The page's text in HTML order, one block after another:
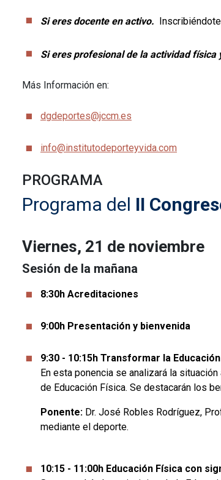
Si eres docente en activo. Inscribiéndote
Si eres profesional de la actividad física
Más Información en:
dgdeportes@jccm.es
info@institutodeporteyvida.com
PROGRAMA
Programa del II
Viernes, 21 de noviembre
Sesión de la mañana
8:30h Acreditaciones
9:00h Presentación y bienvenida
9:30 - 10:15h Transformar la
En esta ponencia se analizará la
de Educación Física. Se destacarán los
Ponente: Dr. José Robles Rodríguez,
mediante el deporte.
10:15 - 11:00h Educación Física con